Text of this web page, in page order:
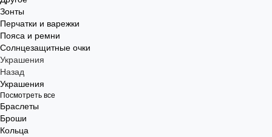
Зонты
Перчатки и варежки
Пояса и ремни
Солнцезащитные очки
Украшения
Назад
Украшения
Посмотреть все
Браслеты
Броши
Кольца